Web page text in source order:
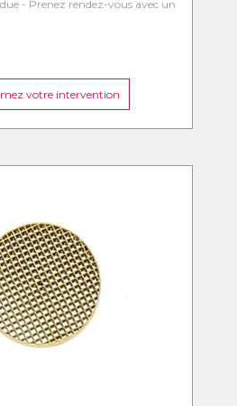
- Prenez rendez-vous avec un
votre intervention